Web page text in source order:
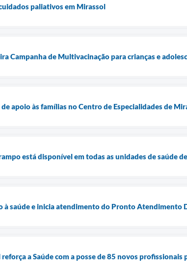
paliativos em Mirassol
Campanha de Multivacinação para crianças e
apoio às famílias no Centro de Especialidades de
está disponível em todas as unidades de saúde
à saúde e inicia atendimento do Pronto Atendimento
a Saúde com a posse de 85 novos